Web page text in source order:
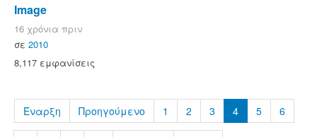
Image
16 χρόνια πριν
σε 2010
8,117 εμφανίσεις
Έναρξη Προηγούμενο 1 2 3 4 5 6